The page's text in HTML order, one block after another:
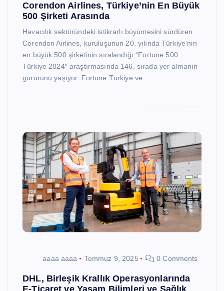
Corendon Airlines, Türkiye’nin En Büyük
500 Şirketi Arasında
Havacılık sektöründeki istikrarlı büyümesini sürdüren
Corendon Airlines, kuruluşunun 20. yılında Türkiye’nin
en büyük 500 şirketinin sıralandığı “Fortune 500
Türkiye 2024″ araştırmasında 146. sırada yer almanın
gururunu yaşıyor. Fortune Türkiye ve…
aaaa aaaa Temmuz 9, 2025 0 Comments
DHL, Birleşik Krallık Operasyonlarında
E-Ticaret ve Yaşam Bilimleri ve Sağlık